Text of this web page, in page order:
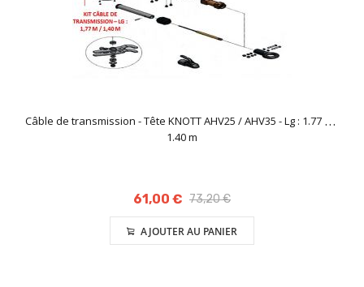
Câble de transmission - Tête KNOTT AHV25 / AHV35 - Lg : 1.77 m /
1.40 m
61,00 € 73,20 €
AJOUTER AU PANIER